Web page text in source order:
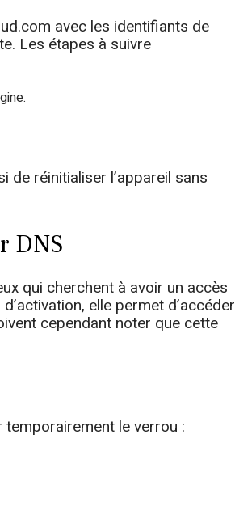
avec les identifiants de
Les étapes à suivre
de réinitialiser l’appareil sans
DNS
qui cherchent à avoir un accès
elle permet d’accéder
cependant noter que cette
le verrou :